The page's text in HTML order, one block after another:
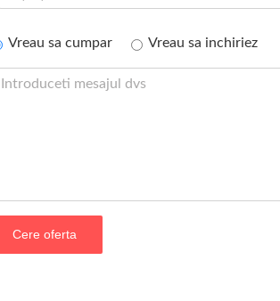
Vreau sa cumpar Vreau sa inchiriez